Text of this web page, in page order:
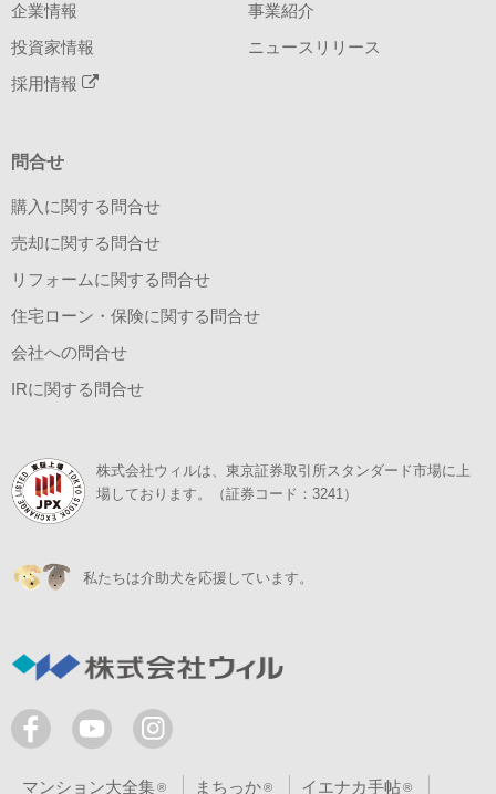
企業情報 事業紹介
投資家情報 ニュースリリース
採用情報
問合せ
購入に関する問合せ
売却に関する問合せ
リフォームに関する問合せ
住宅ローン・保険に関する問合せ
会社への問合せ
IRに関する問合せ
株式会社ウィルは、東京証券取引所スタンダード市場に上
場しております。（証券コード：3241）
私たちは介助犬を応援しています。
マンション大全集 まちっか イエナカ手帖